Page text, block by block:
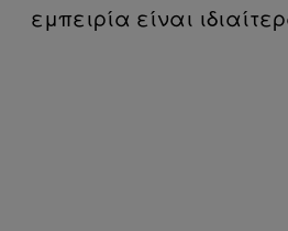
εμπειρία είναι